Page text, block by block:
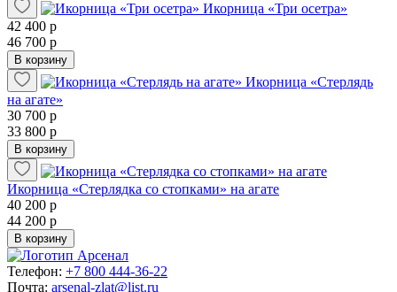
Икорница «Три осетра»
42 400 р
46 700 р
В корзину
Икорница «Стерлядь
на агате»
30 700 р
33 800 р
В корзину
Икорница «Стерлядка со стопками» на агате
40 200 р
44 200 р
В корзину
Телефон: +7 800 444-36-22
Почта: arsenal-zlat@list.ru